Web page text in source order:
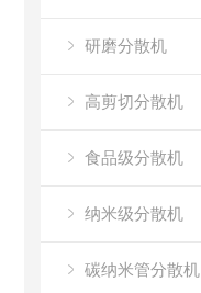
研磨分散机
高剪切分散机
食品级分散机
纳米级分散机
碳纳米管分散机